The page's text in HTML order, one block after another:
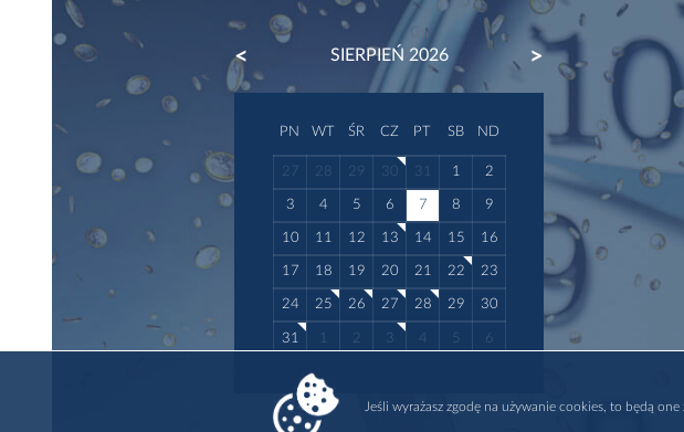
SIERPIEŃ 2026
PREVIOUS NEXT
PN WT ŚR CZ PT SB ND
27 28 29 30 31 1 2
3 4 5 6 7 8 9
10 11 12 13 14 15 16
17 18 19 20 21 22 23
24 25 26 27 28 29 30
31 1 2 3 4 5 6
Jeśli wyrażasz zgodę na używanie cookies, to będą